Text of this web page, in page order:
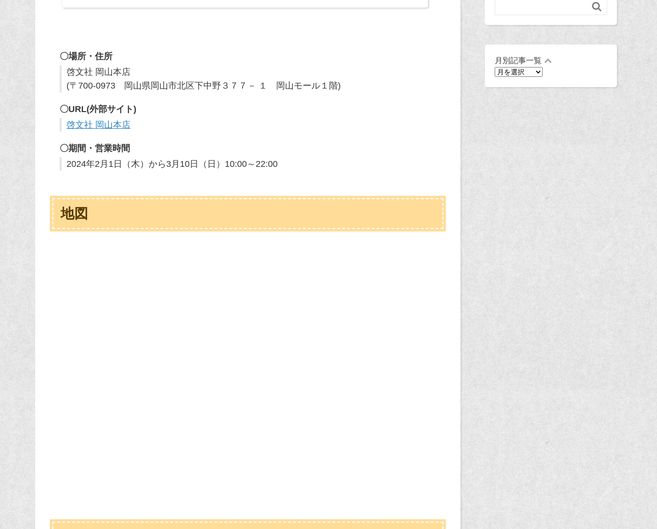
も「ジャニランド」のまま、名称変更無く継続致します。［催事・POPUPイベント名］は「スタラ
〇場所・住所
啓文社 岡山本店
(〒700-0973 岡山県岡山市北区下中野３７７－ １ 岡山モール１階)
〇URL(外部サイト)
啓文社 岡山本店
〇期間・営業時間
2024年2月1日（木）から3月10日（日）10:00～22:00
地図

月別記事一覧
月